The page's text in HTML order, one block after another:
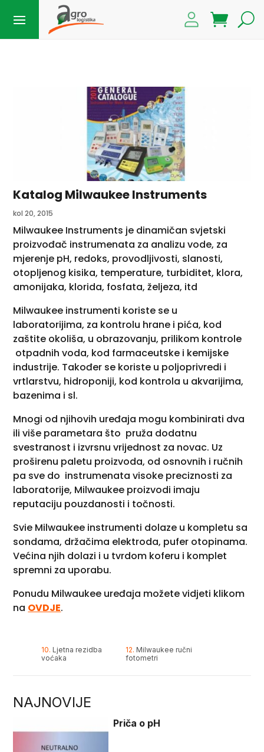
Katalog Milwaukee Instruments
kol 20, 2015
Milwaukee Instruments je dinamičan svjetski
proizvođač instrumenata za analizu vode, za
mjerenje pH, redoks, provodljivosti, slanosti,
otopljenog kisika, temperature, turbiditet, klora,
amonijaka, klorida, fosfata, željeza, itd
Milwaukee instrumenti koriste se u
laboratorijima, za kontrolu hrane i pića, kod
zaštite okoliša, u obrazovanju, prilikom kontrole
otpadnih voda, kod farmaceutske i kemijske
industrije. Također se koriste u poljoprivredi i
vrtlarstvu, hidroponiji, kod kontrola u akvarijima,
bazenima i sl.
Mnogi od njihovih uređaja mogu kombinirati dva
ili više parametara što pruža dodatnu
svestranost i izvrsnu vrijednost za novac. Uz
proširenu paletu proizvoda, od osnovnih i ručnih
pa sve do instrumenata visoke preciznosti za
laboratorije, Milwaukee proizvodi imaju
reputaciju pouzdanosti i točnosti.
Svie Milwaukee instrumenti dolaze u kompletu sa
sondama, držačima elektroda, pufer otopinama.
Većina njih dolazi i u tvrdom koferu i komplet
spremni za uporabu.
Ponudu Milwaukee uređaja možete vidjeti klikom
na OVDJE.
10. Ljetna rezidba
voćaka
12. Milwaukee ručni
fotometri
NAJNOVIJE
Priča o pH